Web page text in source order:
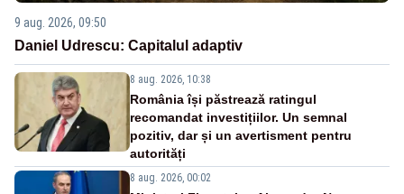
9 aug. 2026, 09:50
Daniel Udrescu: Capitalul adaptiv
8 aug. 2026, 10:38
România își păstrează ratingul
recomandat investițiilor. Un semnal
pozitiv, dar și un avertisment pentru
autorități
8 aug. 2026, 00:02